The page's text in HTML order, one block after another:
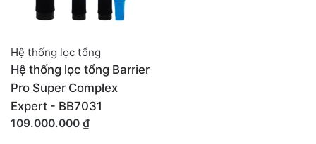
Hệ thống lọc tổng
Hệ thống lọc tổng Barrier
Pro Super Complex
Expert - BB7031
109.000.000 ₫